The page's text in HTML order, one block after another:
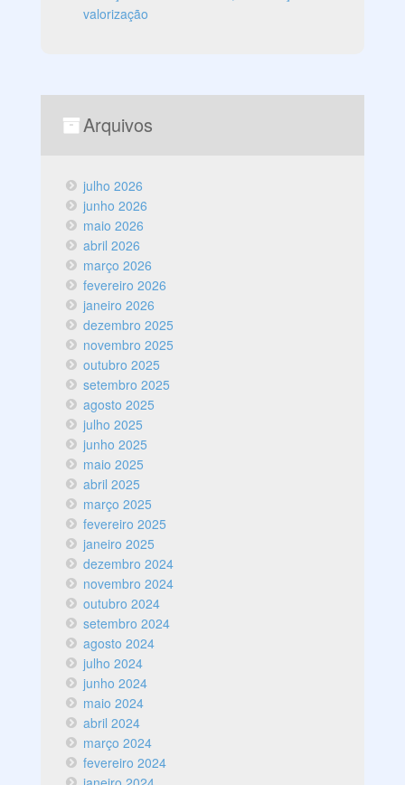
valorização
Arquivos
julho 2026
junho 2026
maio 2026
abril 2026
março 2026
fevereiro 2026
janeiro 2026
dezembro 2025
novembro 2025
outubro 2025
setembro 2025
agosto 2025
julho 2025
junho 2025
maio 2025
abril 2025
março 2025
fevereiro 2025
janeiro 2025
dezembro 2024
novembro 2024
outubro 2024
setembro 2024
agosto 2024
julho 2024
junho 2024
maio 2024
abril 2024
março 2024
fevereiro 2024